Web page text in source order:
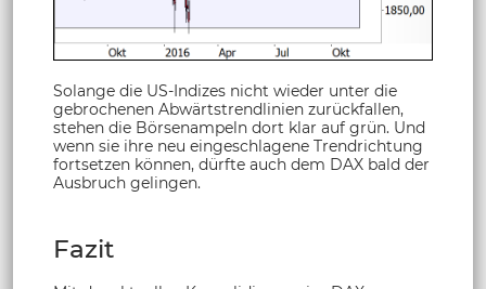
Solange die US-Indizes nicht wieder unter die
gebrochenen Abwärtstrendlinien zurückfallen,
stehen die Börsenampeln dort klar auf grün. Und
wenn sie ihre neu eingeschlagene Trendrichtung
fortsetzen können, dürfte auch dem DAX bald der
Ausbruch gelingen.
Fazit